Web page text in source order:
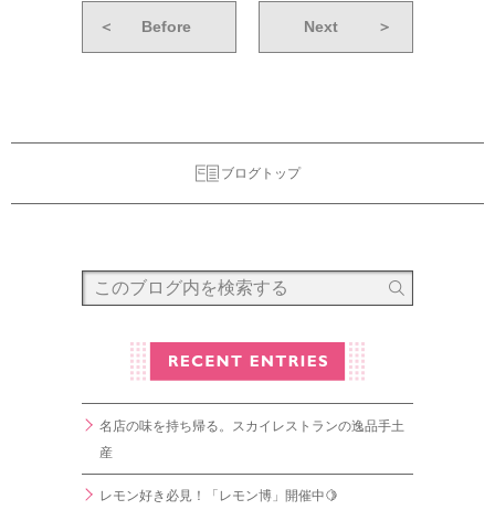
＜ Before Next ＞
ブログトップ
名店の味を持ち帰る。スカイレストランの逸品手土
産
レモン好き必見！「レモン博」開催中🍋